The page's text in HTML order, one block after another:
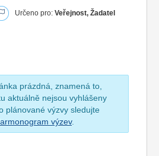
Určeno pro: Veřejnost, Žadatel
prázdná, znamená to,
aktuálně nejsou vyhlášeny
plánované výzvy sledujte
výzev.